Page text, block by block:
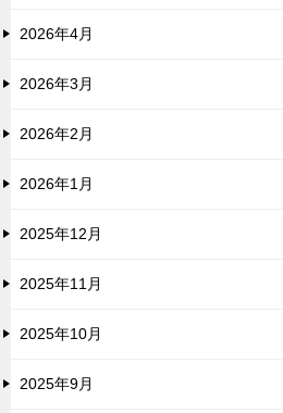
2026年4月
2026年3月
2026年2月
2026年1月
2025年12月
2025年11月
2025年10月
2025年9月